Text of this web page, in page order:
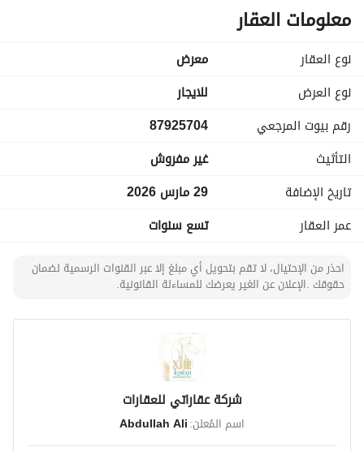
معلومات العقار
نوع العقار
معرض
نوع العرض
للايجار
رقم بيوت المرجعي
87925704
التأثيث
غير مفروش
تاريخ الإضافة
29 مارس 2026
عمر العقار
تسع سنوات
احذر من الإحتيال، لا تقم بتحويل أي مبلغ إلا عبر القنوات الرسمية لضمان
حقوقك .الإعلان عن الغير يعرضك للمساءلة القانونية.
شركة عقاراتي للعقارات
اسم المُعلن:Abdullah Ali